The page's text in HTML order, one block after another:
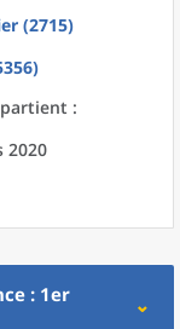
(2715)
:
2020
: 1er